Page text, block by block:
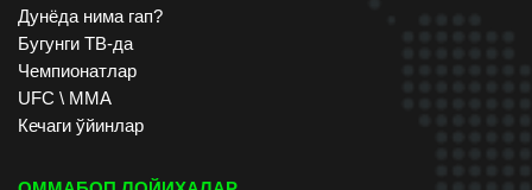
Дунёда нима гап?
Бугунги ТВ-да
Чемпионатлар
UFC \ ММА
Кечаги ўйинлар